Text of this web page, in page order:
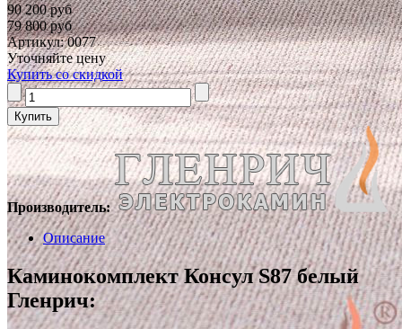
90 200 руб
79 800 руб
Артикул: 0077
Уточняйте цену
Купить со скидкой
Производитель:
Описание
Каминокомплект Консул S87 белый
Гленрич: